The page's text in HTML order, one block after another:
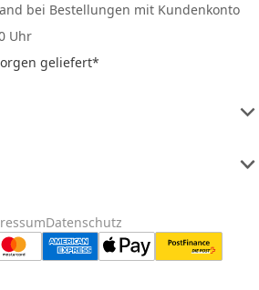
bei Bestellungen mit Kundenkonto
Uhr
geliefert*
Datenschutz